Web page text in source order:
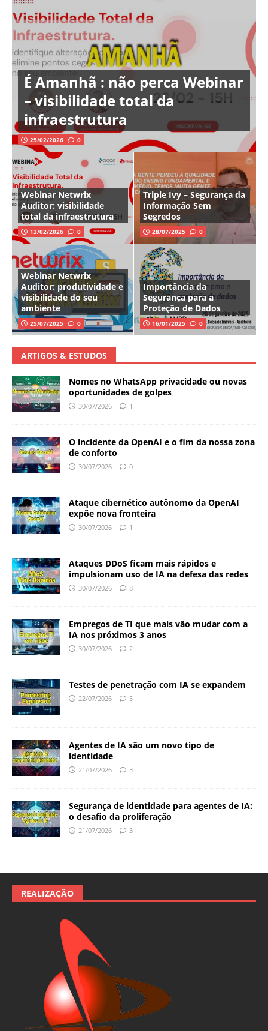
É Amanhã : não perca Webinar
– visibilidade total da
infraestrutura
25/02/2026 0
Webinar Netwrix
Auditor: visibilidade
total da infraestrutura
13/02/2026 0
Triple Ivy – Segurança da
Informação Sem
Segredos
28/07/2025 0
Webinar Netwrix
Auditor: produtividade e
visibilidade do seu
ambiente
25/07/2025 0
Importância da
Segurança para a
Proteção de Dados
16/01/2025 0
ARTIGOS & ESTUDOS
Nomes no WhatsApp privacidade ou novas
oportunidades de golpes
30/07/2026 1
O incidente da OpenAI e o fim da nossa zona
de conforto
30/07/2026 0
Ataque cibernético autônomo da OpenAI
expõe nova fronteira
30/07/2026 1
Ataques DDoS ficam mais rápidos e
impulsionam uso de IA na defesa das redes
30/07/2026 8
Empregos de TI que mais vão mudar com a
IA nos próximos 3 anos
30/07/2026 2
Testes de penetração com IA se expandem
22/07/2026 5
Agentes de IA são um novo tipo de
identidade
21/07/2026 3
Segurança de identidade para agentes de IA:
o desafio da proliferação
21/07/2026 3
REALIZAÇÃO